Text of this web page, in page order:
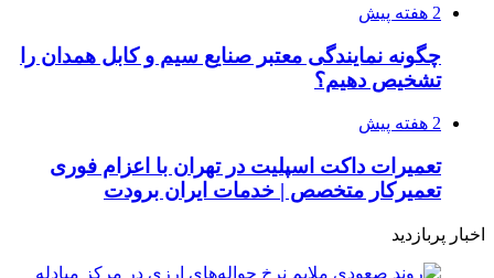
2 هفته پیش
چگونه نمایندگی معتبر صنایع سیم و کابل همدان را
تشخیص دهیم؟
2 هفته پیش
تعمیرات داکت اسپلیت در تهران با اعزام فوری
تعمیرکار متخصص | خدمات ایران برودت
اخبار پربازدید